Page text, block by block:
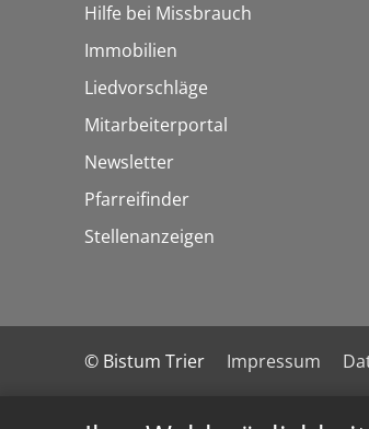
Hilfe bei Missbrauch
Immobilien
Liedvorschläge
Mitarbeiterportal
Newsletter
Pfarreifinder
Stellenanzeigen
© Bistum Trier Impressum